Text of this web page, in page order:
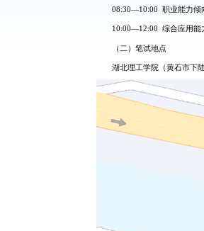
08:30—10:00 职业能力倾
10:00—12:00 综合应用能
（二）笔试地点
湖北理工学院（黄石市下